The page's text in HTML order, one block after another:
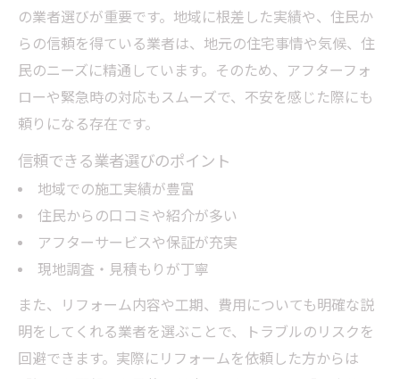
の業者選びが重要です。地域に根差した実績や、住民か
らの信頼を得ている業者は、地元の住宅事情や気候、住
民のニーズに精通しています。そのため、アフターフォ
ローや緊急時の対応もスムーズで、不安を感じた際にも
頼りになる存在です。
信頼できる業者選びのポイント
地域での施工実績が豊富
住民からの口コミや紹介が多い
アフターサービスや保証が充実
現地調査・見積もりが丁寧
また、リフォーム内容や工期、費用についても明確な説
明をしてくれる業者を選ぶことで、トラブルのリスクを
回避できます。実際にリフォームを依頼した方からは